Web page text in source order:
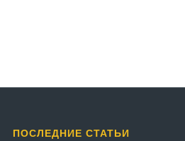
ПОСЛЕДНИЕ СТАТЬИ